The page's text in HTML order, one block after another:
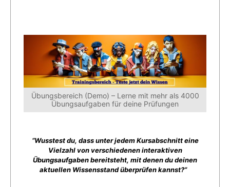
Übungsbereich (Demo) – Lerne mit mehr als 4000
Übungsaufgaben für deine Prüfungen
“Wusstest du, dass unter jedem Kursabschnitt eine
Vielzahl von verschiedenen interaktiven
Übungsaufgaben bereitsteht, mit denen du deinen
aktuellen Wissensstand überprüfen kannst?”